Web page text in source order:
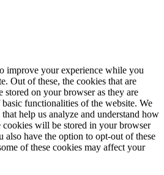
improve your experience while you
Out of these, the cookies that are
stored on your browser as they are
functionalities of the website. We
help us analyze and understand how
cookies will be stored in your browser
have the option to opt-out of these
of these cookies may affect your